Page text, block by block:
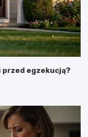
egzekucją?